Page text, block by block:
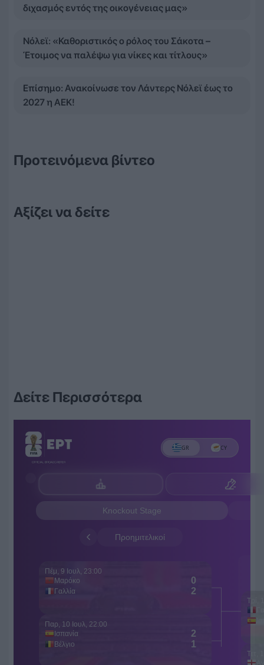
διχασμός εντός της οικογένειας μας»
Νόλεϊ: «Καθοριστικός ο ρόλος του Σάκοτα –
Έτοιμος να παλέψω για νίκες και τίτλους»
Επίσημο: Ανακοίνωσε τον Λάντερς Νόλεϊ έως το
2027 η ΑΕΚ!
Προτεινόμενα βίντεο
Αξίζει να δείτε
Δείτε Περισσότερα